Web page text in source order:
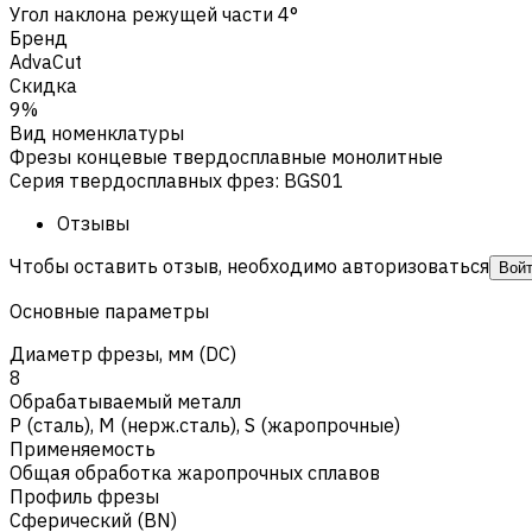
Угол наклона режущей части 4°
Бренд
AdvaCut
Скидка
9%
Вид номенклатуры
Фрезы концевые твердосплавные монолитные
Серия твердосплавных фрез: BGS01
Отзывы
Чтобы оставить отзыв, необходимо авторизоваться
Основные параметры
Диаметр фрезы, мм (DC)
8
Обрабатываемый металл
Р (сталь), M (нерж.сталь), S (жаропрочные)
Применяемость
Общая обработка жаропрочных сплавов
Профиль фрезы
Сферический (BN)